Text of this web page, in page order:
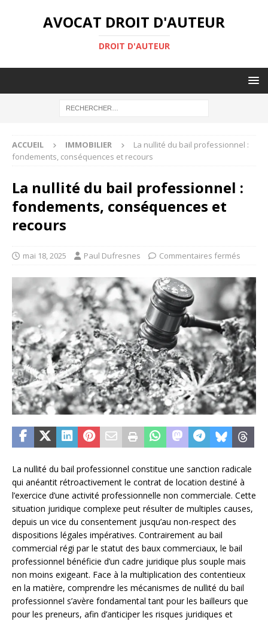
AVOCAT DROIT D'AUTEUR
DROIT D'AUTEUR
ACCUEIL IMMOBILIER
La nullité du bail professionnel :
fondements, conséquences et recours
La nullité du bail professionnel :
fondements, conséquences et
recours
mai 18, 2025 Paul Dufresnes Commentaires fermés
La nullité du bail professionnel constitue une sanction radicale
qui anéantit rétroactivement le contrat de location destiné à
l’exercice d’une activité professionnelle non commerciale. Cette
situation juridique complexe peut résulter de multiples causes,
depuis un vice du consentement jusqu’au non-respect des
dispositions légales impératives. Contrairement au bail
commercial régi par le statut des baux commerciaux, le bail
professionnel bénéficie d’un cadre juridique plus souple mais
non moins exigeant. Face à la multiplication des contentieux
en la matière, comprendre les mécanismes de nullité du bail
professionnel s’avère fondamental tant pour les bailleurs que
pour les preneurs, afin d’anticiper les risques juridiques et